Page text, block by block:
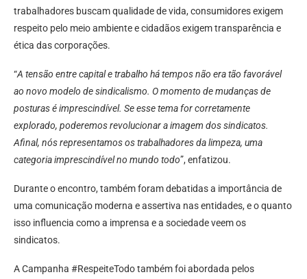
trabalhadores buscam qualidade de vida, consumidores exigem
respeito pelo meio ambiente e cidadãos exigem transparência e
ética das corporações.
“A tensão entre capital e trabalho há tempos não era tão favorável
ao novo modelo de sindicalismo. O momento de mudanças de
posturas é imprescindível. Se esse tema for corretamente
explorado, poderemos revolucionar a imagem dos sindicatos.
Afinal, nós representamos os trabalhadores da limpeza, uma
categoria imprescindível no mundo todo”, enfatizou.
Durante o encontro, também foram debatidas a importância de
uma comunicação moderna e assertiva nas entidades, e o quanto
isso influencia como a imprensa e a sociedade veem os
sindicatos.
A Campanha #RespeiteTodo também foi abordada pelos